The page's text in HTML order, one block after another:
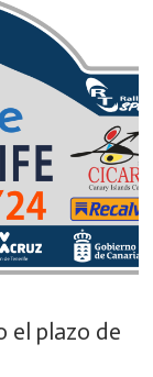
el plazo de